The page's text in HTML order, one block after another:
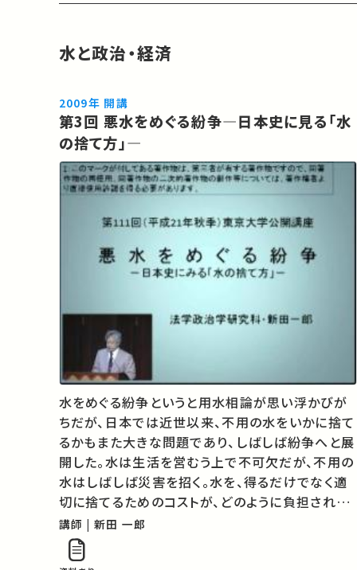
水と政治・経済
2009年 開講
第3回 悪水をめぐる紛争―日本史に見る「水
の捨て方」―
水をめぐる紛争というと用水相論が思い浮かびが
ちだが、日本では近世以来、不用の水をいかに捨て
るかもまた大きな問題であり、しばしば紛争へと展
開した。水は生活を営むう上で不可欠だが、不用の
水はしばしば災害を招く。水を、得るだけでなく適
切に捨てるためのコストが、どのように負担される
べきか、その調整のためにどのような仕組みが作動
していたのか。都市生活排水ではなく、農村の「悪
水」に焦点を据え、水を捨てるため…
講師 | 新田 一郎